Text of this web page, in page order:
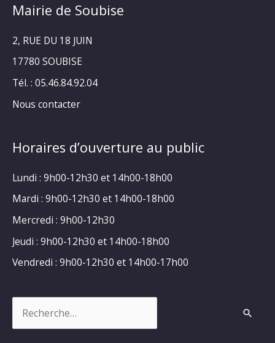
Mairie de Soubise
2, RUE DU 18 JUIN
17780 SOUBISE
Tél. : 05.46.84.92.04
Nous contacter
Horaires d’ouverture au public
Lundi : 9h00-12h30 et 14h00-18h00
Mardi : 9h00-12h30 et 14h00-18h00
Mercredi : 9h00-12h30
Jeudi : 9h00-12h30 et 14h00-18h00
Vendredi : 9h00-12h30 et 14h00-17h00